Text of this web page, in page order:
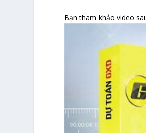
Bạn tham khảo video